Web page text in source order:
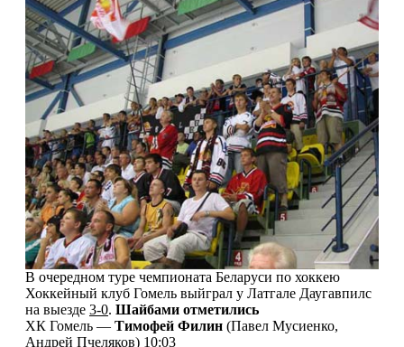
В очередном туре чемпионата Беларуси по хоккею
Хоккейный клуб Гомель выйграл у Латгале Даугавпилс
на выезде 3-0. Шайбами отметились
ХК Гомель — Тимофей Филин (Павел Мусиенко,
Андрей Пчеляков) 10:03